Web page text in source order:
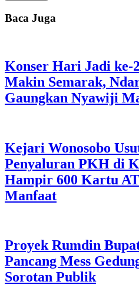
Baca Juga
Konser Hari Jadi ke-
Makin Semarak,
Gaungkan Nyawiji
Kejari Wonosobo
Penyaluran PKH di
Hampir 600 Kartu
Manfaat
Proyek Rumdin
Pancang Mess
Sorotan Publik